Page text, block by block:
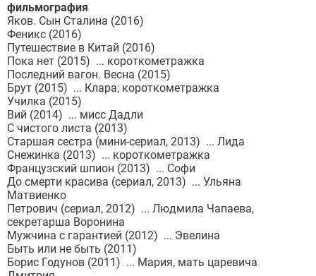
фильмография
Яков. Сын Сталина (2016)
Феникс (2016)
Путешествие в Китай (2016)
Пока нет (2015) ... короткометражка
Последний вагон. Весна (2015)
Брут (2015) ... Клара; короткометражка
Училка (2015)
Вий (2014) ... мисс Дадли
С чистого листа (2013)
Старшая сестра (мини-сериал, 2013) ... Лида
Снежинка (2013) ... короткометражка
Французский шпион (2013) ... Софи
До смерти красива (сериал, 2013) ... Ульяна
Матвиенко
Петрович (сериал, 2012) ... Людмила Чапаева,
секретарша Воронина
Мужчина с гарантией (2012) ... Эвелина
Быть или не быть (2011)
Борис Годунов (2011) ... Мария, мать царевича